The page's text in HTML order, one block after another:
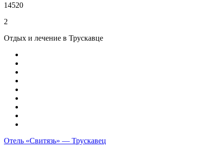
14520
2
Отдых и лечение в Трускавце
Отель «Свитязь» — Трускавец